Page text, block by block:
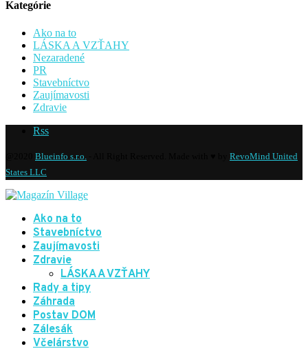
Kategórie
Ako na to
LÁSKA A VZŤAHY
Nezaradené
PR
Stavebníctvo
Zaujímavosti
Zdravie
Rss
Blueinfo s.r.o.
RevoMind United
States LLC
Ako na to
Stavebníctvo
Zaujímavosti
Zdravie
LÁSKA A VZŤAHY
Rady a tipy
Záhrada
Postav DOM
Zálesák
Včelárstvo